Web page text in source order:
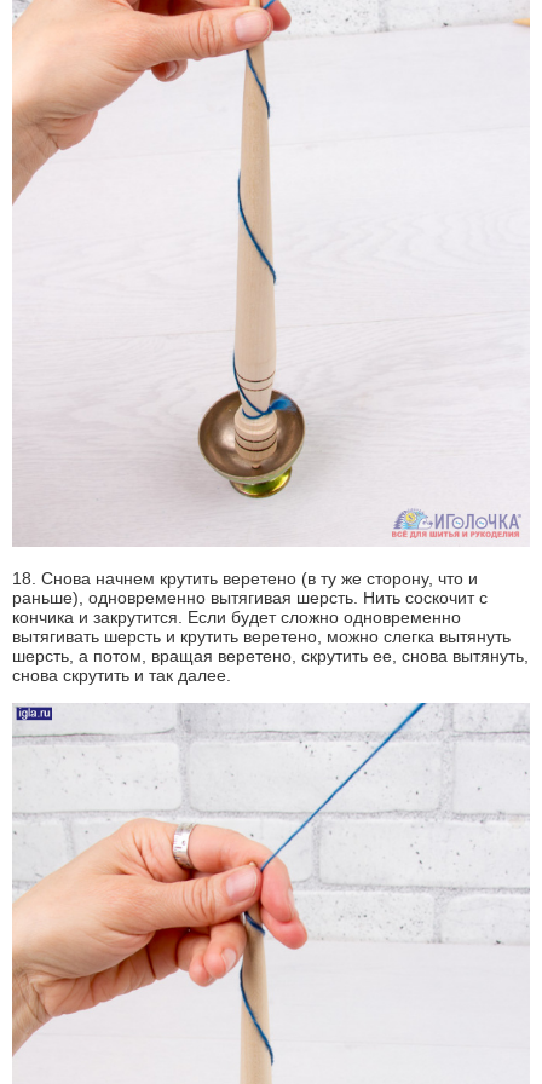
18. Снова начнем крутить веретено (в ту же сторону, что и
раньше), одновременно вытягивая шерсть. Нить соскочит с
кончика и закрутится. Если будет сложно одновременно
вытягивать шерсть и крутить веретено, можно слегка вытянуть
шерсть, а потом, вращая веретено, скрутить ее, снова вытянуть,
снова скрутить и так далее.